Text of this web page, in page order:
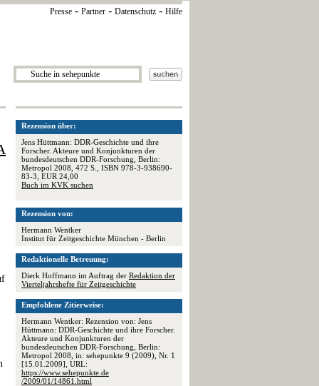
Presse - Partner - Datenschutz - Hilfe
Rezension über:
Jens Hüttmann: DDR-Geschichte und ihre
Forscher. Akteure und Konjunkturen der
bundesdeutschen DDR-Forschung, Berlin:
Metropol 2008, 472 S., ISBN 978-3-938690-
83-3, EUR 24,00
Buch im KVK suchen
Rezension von:
Hermann Wentker
Institut für Zeitgeschichte München - Berlin
Redaktionelle Betreuung:
Dierk Hoffmann im Auftrag der Redaktion der
Vierteljahrshefte für Zeitgeschichte
Empfohlene Zitierweise:
Hermann Wentker: Rezension von: Jens
Hüttmann: DDR-Geschichte und ihre Forscher.
Akteure und Konjunkturen der
bundesdeutschen DDR-Forschung, Berlin:
Metropol 2008, in: sehepunkte 9 (2009), Nr. 1
[15.01.2009], URL:
https://www.sehepunkte.de
/2009/01/14861.html